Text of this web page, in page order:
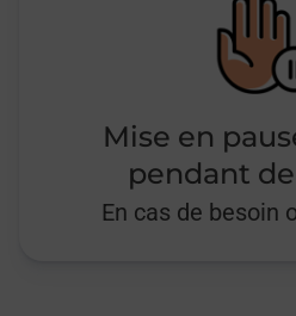
Mise en
pendant
En cas de besoin